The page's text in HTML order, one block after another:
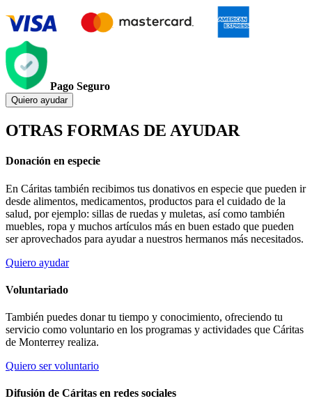
Pago Seguro
Quiero ayudar
OTRAS FORMAS DE AYUDAR
Donación en especie
En Cáritas también recibimos tus donativos en especie que pueden ir
desde alimentos, medicamentos, productos para el cuidado de la
salud, por ejemplo: sillas de ruedas y muletas, así como también
muebles, ropa y muchos artículos más en buen estado que pueden
ser aprovechados para ayudar a nuestros hermanos más necesitados.
Quiero ayudar
Voluntariado
También puedes donar tu tiempo y conocimiento, ofreciendo tu
servicio como voluntario en los programas y actividades que Cáritas
de Monterrey realiza.
Quiero ser voluntario
Difusión de Cáritas en redes sociales